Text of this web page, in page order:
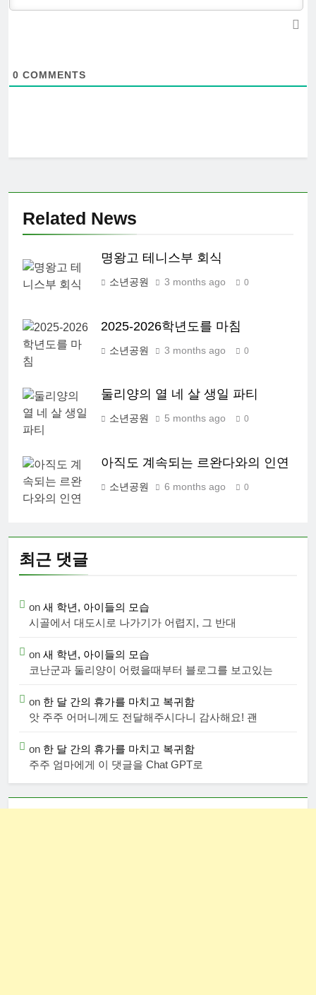
0 COMMENTS
Related News
명왕고 테니스부 회식
소년공원 3 months ago 0
2025-2026학년도를 마침
소년공원 3 months ago 0
둘리양의 열 네 살 생일 파티
소년공원 5 months ago 0
아직도 계속되는 르완다와의 인연
소년공원 6 months ago 0
최근 댓글
on 새 학년, 아이들의 모습
시골에서 대도시로 나가기가 어렵지, 그 반대
on 새 학년, 아이들의 모습
코난군과 둘리양이 어렸을때부터 블로그를 보고있는
on 한 달 간의 휴가를 마치고 복귀함
앗 주주 어머니께도 전달해주시다니 감사해요! 괜
on 한 달 간의 휴가를 마치고 복귀함
주주 엄마에게 이 댓글을 Chat GPT로